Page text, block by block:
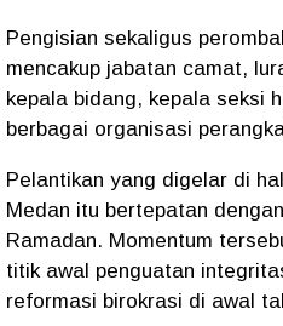
Pengisian sekaligus
mencakup jabatan camat,
kepala bidang, kepala seksi
berbagai organisasi
Pelantikan yang digelar di
Medan itu bertepatan
Ramadan. Momentum
titik awal penguatan
reformasi birokrasi di awal